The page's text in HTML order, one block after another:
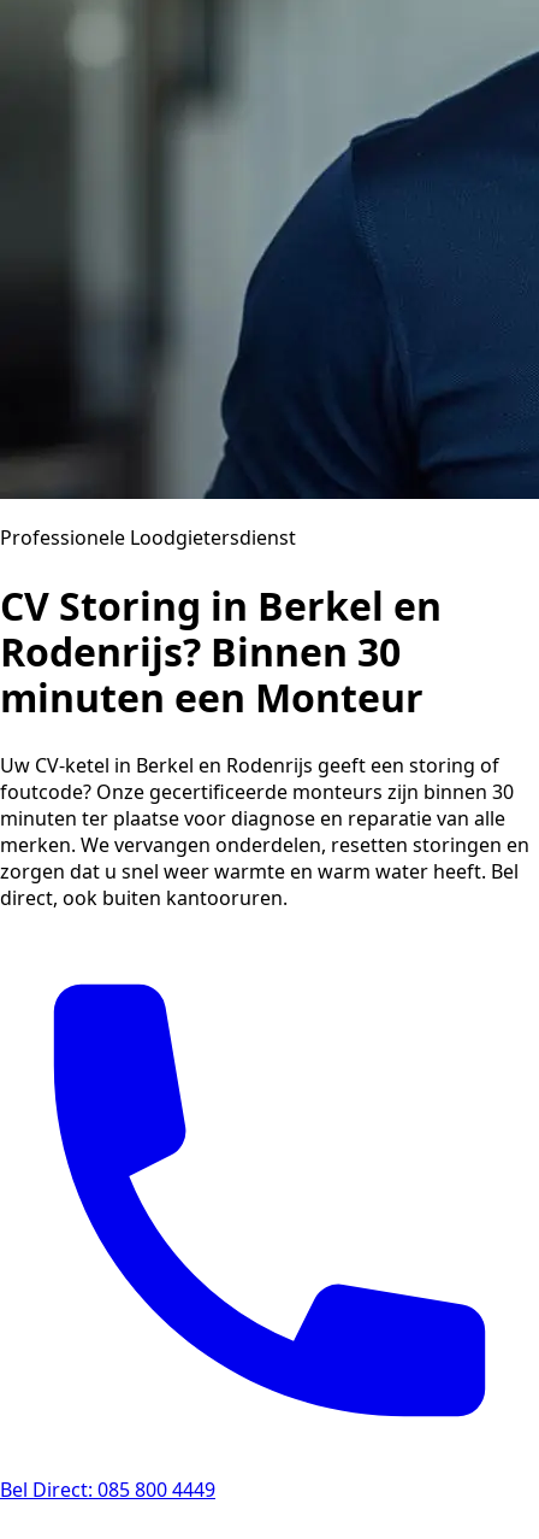
Professionele Loodgietersdienst
CV Storing in Berkel en
Rodenrijs? Binnen 30
minuten een Monteur
Uw CV-ketel in Berkel en Rodenrijs geeft een storing of
foutcode? Onze gecertificeerde monteurs zijn binnen 30
minuten ter plaatse voor diagnose en reparatie van alle
merken. We vervangen onderdelen, resetten storingen en
zorgen dat u snel weer warmte en warm water heeft. Bel
direct, ook buiten kantooruren.
Bel Direct: 085 800 4449